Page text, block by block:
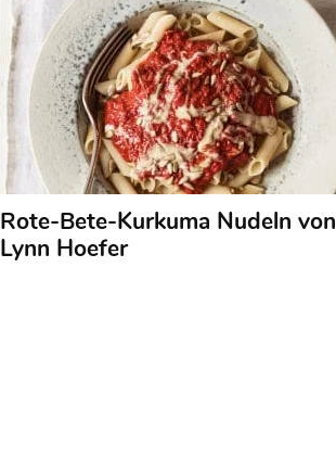
Rote-Bete-Kurkuma Nudeln von
Lynn Hoefer